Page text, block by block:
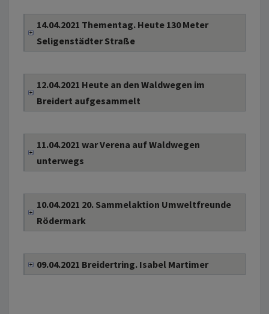
14.04.2021 Thementag. Heute 130 Meter
Seligenstädter Straße
12.04.2021 Heute an den Waldwegen im
Breidert aufgesammelt
11.04.2021 war Verena auf Waldwegen
unterwegs
10.04.2021 20. Sammelaktion Umweltfreunde
Rödermark
09.04.2021 Breidertring. Isabel Martimer